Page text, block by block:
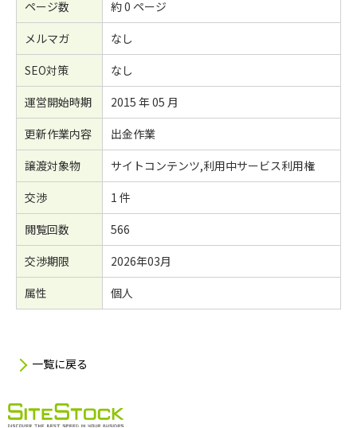
ページ数
約 0 ページ
メルマガ
なし
SEO対策
なし
運営開始時期
2015 年 05 月
更新作業内容
出金作業
譲渡対象物
サイトコンテンツ,利用中サービス利用権
交渉
1 件
閲覧回数
566
交渉期限
2026年03月
属性
個人
一覧に戻る